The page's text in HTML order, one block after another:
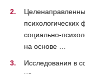
социально-
на основе …
Исследования в